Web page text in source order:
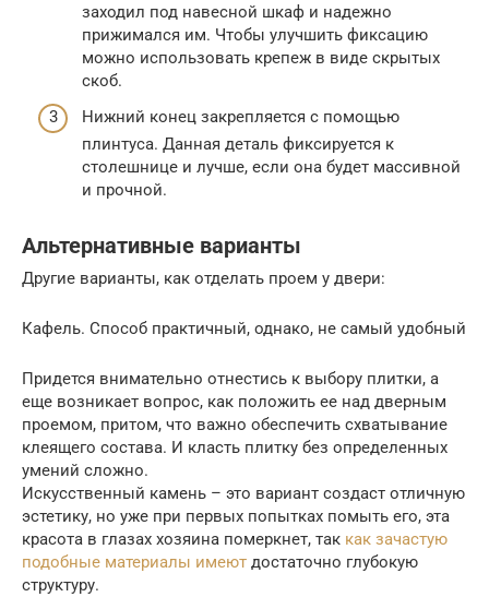
заходил под навесной шкаф и надежно
прижимался им. Чтобы улучшить фиксацию
можно использовать крепеж в виде скрытых
скоб.
Нижний конец закрепляется с помощью
плинтуса. Данная деталь фиксируется к
столешнице и лучше, если она будет массивной
и прочной.
Альтернативные варианты
Другие варианты, как отделать проем у двери:
Кафель. Способ практичный, однако, не самый удобный
Придется внимательно отнестись к выбору плитки, а
еще возникает вопрос, как положить ее над дверным
проемом, притом, что важно обеспечить схватывание
клеящего состава. И класть плитку без определенных
умений сложно.
Искусственный камень – это вариант создаст отличную
эстетику, но уже при первых попытках помыть его, эта
красота в глазах хозяина померкнет, так как зачастую
подобные материалы имеют достаточно глубокую
структуру.